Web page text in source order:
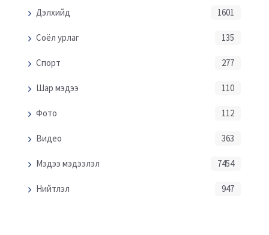
Дэлхийд 1601
Соёл урлаг 135
Спорт 277
Шар мэдээ 110
Фото 112
Видео 363
Мэдээ мэдээлэл 7454
Нийтлэл 947